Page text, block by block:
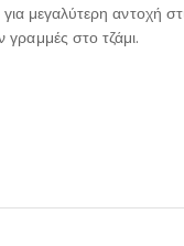
μεγαλύτερη αντοχή
στο τζάμι.